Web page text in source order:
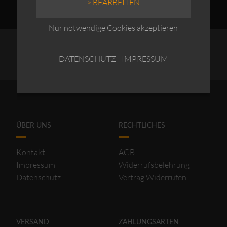
ÜBER UNS
Kontakt
Impressum
Datenschutz
RECHTLICHES
AGB
Widerrufsbelehrung
Vertrag Widerrufen
VERSAND ZAHLUNGSARTEN
Nur notwendige Cookies akzeptieren
DATENSCHUTZ | IMPRESSUM